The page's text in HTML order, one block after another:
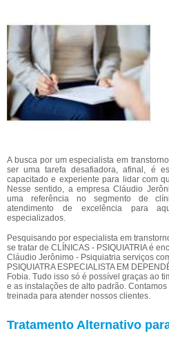
A busca por um especialista em
ser uma tarefa desafiadora, afinal, é
capacitado e experiente para lidar com
Nesse sentido, a empresa Cláudio
uma referência no segmento de
atendimento de excelência para
especializados.
Pesquisando por especialista em
se tratar de CLÍNICAS - PSIQUIATRIA é
Cláudio Jerônimo - Psiquiatria serviços
PSIQUIATRA ESPECIALISTA EM
Fobia. Tudo isso só é possível graças ao
e as instalações de alto padrão.
treinada para atender nossos clientes.
Tratamento Alternativo